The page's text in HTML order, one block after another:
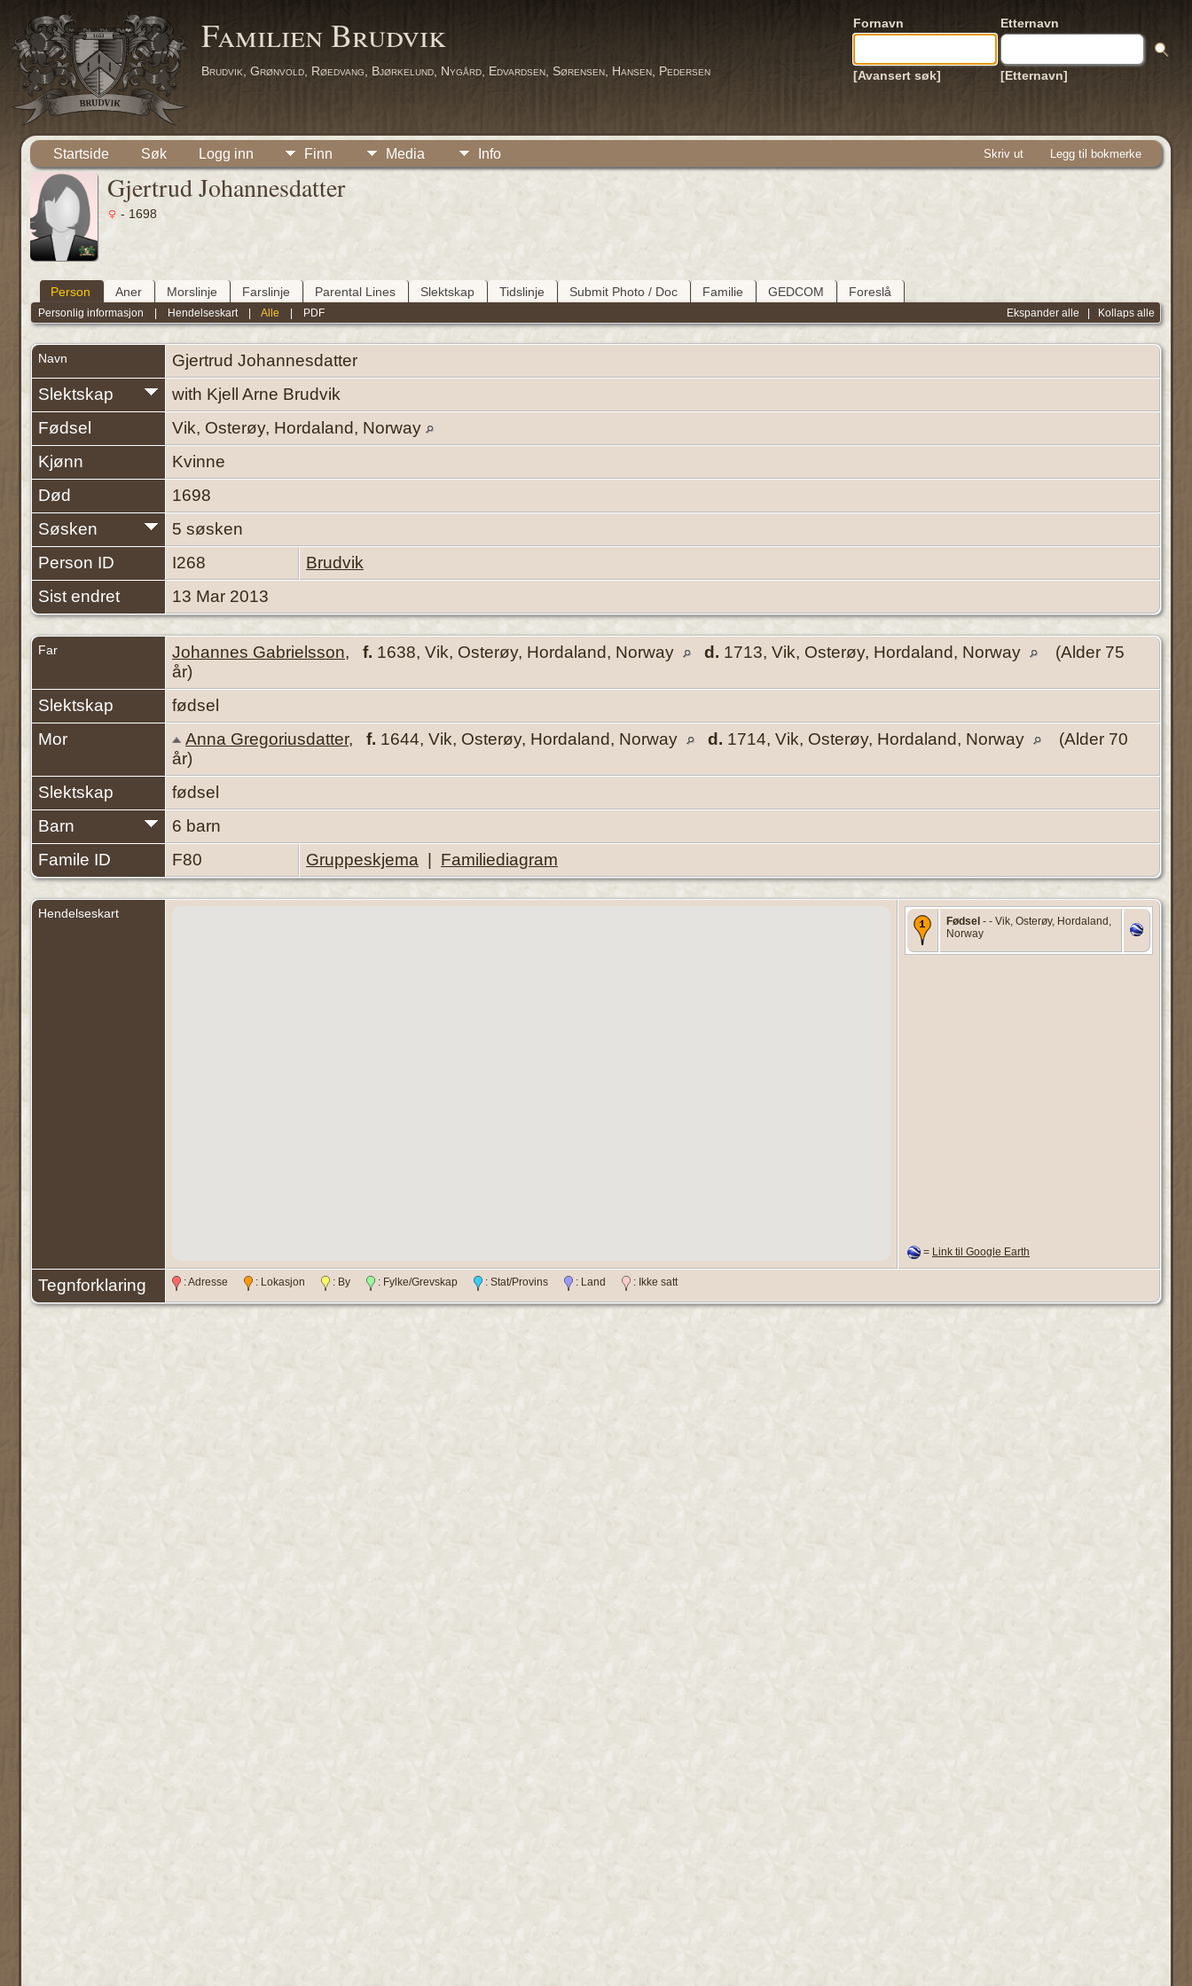
Familien Brudvik
Brudvik, Grønvold, Røedvang, Bjørkelund, Nygård, Edvardsen, Sørensen, Hansen, Pedersen
Fornavn Etternavn
[Avansert søk] [Etternavn]
Startside Søk Logg inn Finn Media Info Skriv ut Legg til bokmerke
Gjertrud Johannesdatter
- 1698
Person Aner Morslinje Farslinje Parental Lines Slektskap Tidslinje Submit Photo / Doc Familie GEDCOM Foreslå
Ekspander alle | Kollaps alle
Personlig informasjon | Hendelseskart |Alle | PDF
Navn Gjertrud Johannesdatter
Slektskap
with Kjell Arne Brudvik
Fødsel
Vik, Osterøy, Hordaland, Norway
Kjønn
Kvinne
Død
1698
Søsken
5 søsken
Person ID
I268
Brudvik
Sist endret
13 Mar 2013
Far Johannes Gabrielsson, f. 1638, Vik, Osterøy, Hordaland, Norway d. 1713, Vik, Osterøy, Hordaland, Norway
(Alder 75
år)
Slektskap
fødsel
Mor
Anna Gregoriusdatter, f. 1644, Vik, Osterøy, Hordaland, Norway d. 1714, Vik, Osterøy, Hordaland, Norway
(Alder 70
år)
Slektskap
fødsel
Barn
6 barn
Famile ID
F80 Gruppeskjema | Familiediagram
Hendelseskart
Fødsel - - Vik, Osterøy, Hordaland,
Norway
= Link til Google Earth
Tegnforklaring : Adresse : Lokasjon : By : Fylke/Grevskap : Stat/Provins : Land : Ikke satt